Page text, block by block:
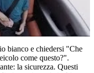
bianco e chiedersi "Che
come questo?".
la sicurezza. Questi